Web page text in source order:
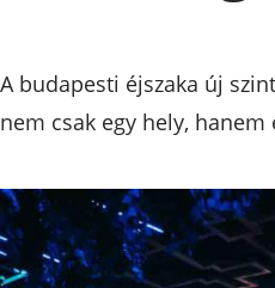
A budapesti éjszaka új
nem csak egy hely, hanem